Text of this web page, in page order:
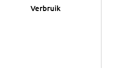
Verbruik